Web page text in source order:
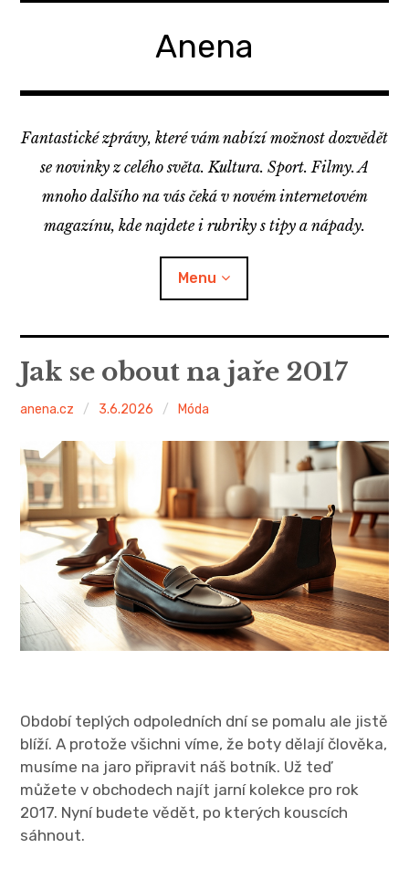
Anena
Fantastické zprávy, které vám nabízí možnost dozvědět
se novinky z celého světa. Kultura. Sport. Filmy. A
mnoho dalšího na vás čeká v novém internetovém
magazínu, kde najdete i rubriky s tipy a nápady.
Menu
Jak se obout na jaře 2017
anena.cz 3.6.2026 Móda
Období teplých odpoledních dní se pomalu ale jistě
blíží. A protože všichni víme, že boty dělají člověka,
musíme na jaro připravit náš botník. Už teď
můžete v obchodech najít jarní kolekce pro rok
2017. Nyní budete vědět, po kterých kouscích
sáhnout.